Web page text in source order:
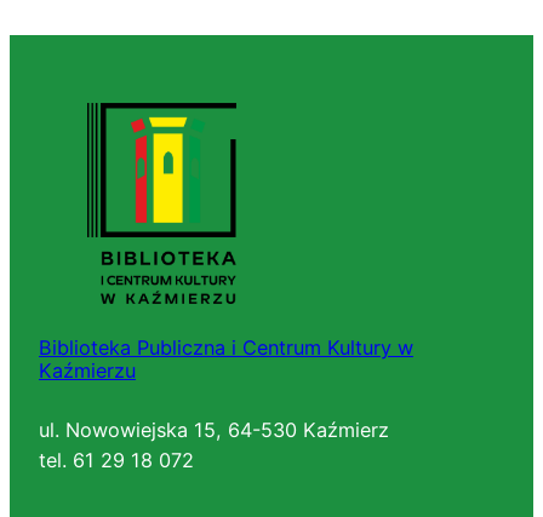
Biblioteka Publiczna i Centrum Kultury w
Kaźmierzu
ul. Nowowiejska 15, 64-530 Kaźmierz
tel. 61 29 18 072